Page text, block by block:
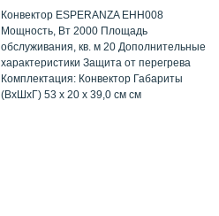
Конвектор ESPERANZA EHH008
Мощность, Вт 2000 Площадь
обслуживания, кв. м 20 Дополнительные
характеристики Защита от перегрева
Комплектация: Конвектор Габариты
(ВхШхГ) 53 x 20 x 39,0 см см